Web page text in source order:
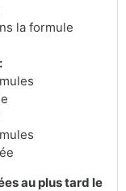
la formule
au plus tard le